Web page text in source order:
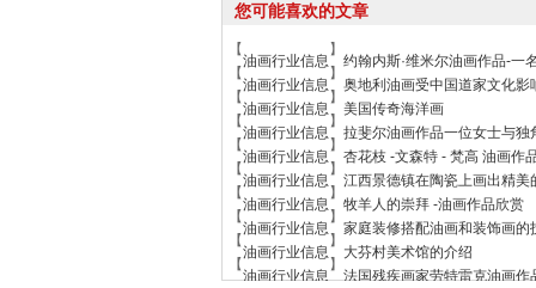
您可能喜欢的文章
【油画行业信息 】 约翰内斯·维米尔油画作品-一
【油画行业信息 】 奥地利油画受中国道家文化影
【油画行业信息 】 美国传奇海洋画
【油画行业信息 】 拉斐尔油画作品一位女士与独
【油画行业信息 】 杏花枝 -文森特 - 梵高 油画作
【油画行业信息 】 江西景德镇在陶瓷上画出精美
【油画行业信息 】 牧羊人的崇拜 -油画作品欣赏
【油画行业信息 】 家庭装修搭配油画和装饰画的
【油画行业信息 】 大芬村美术馆的介绍
【油画行业信息】 法国残疾画家劳特雷克油画作